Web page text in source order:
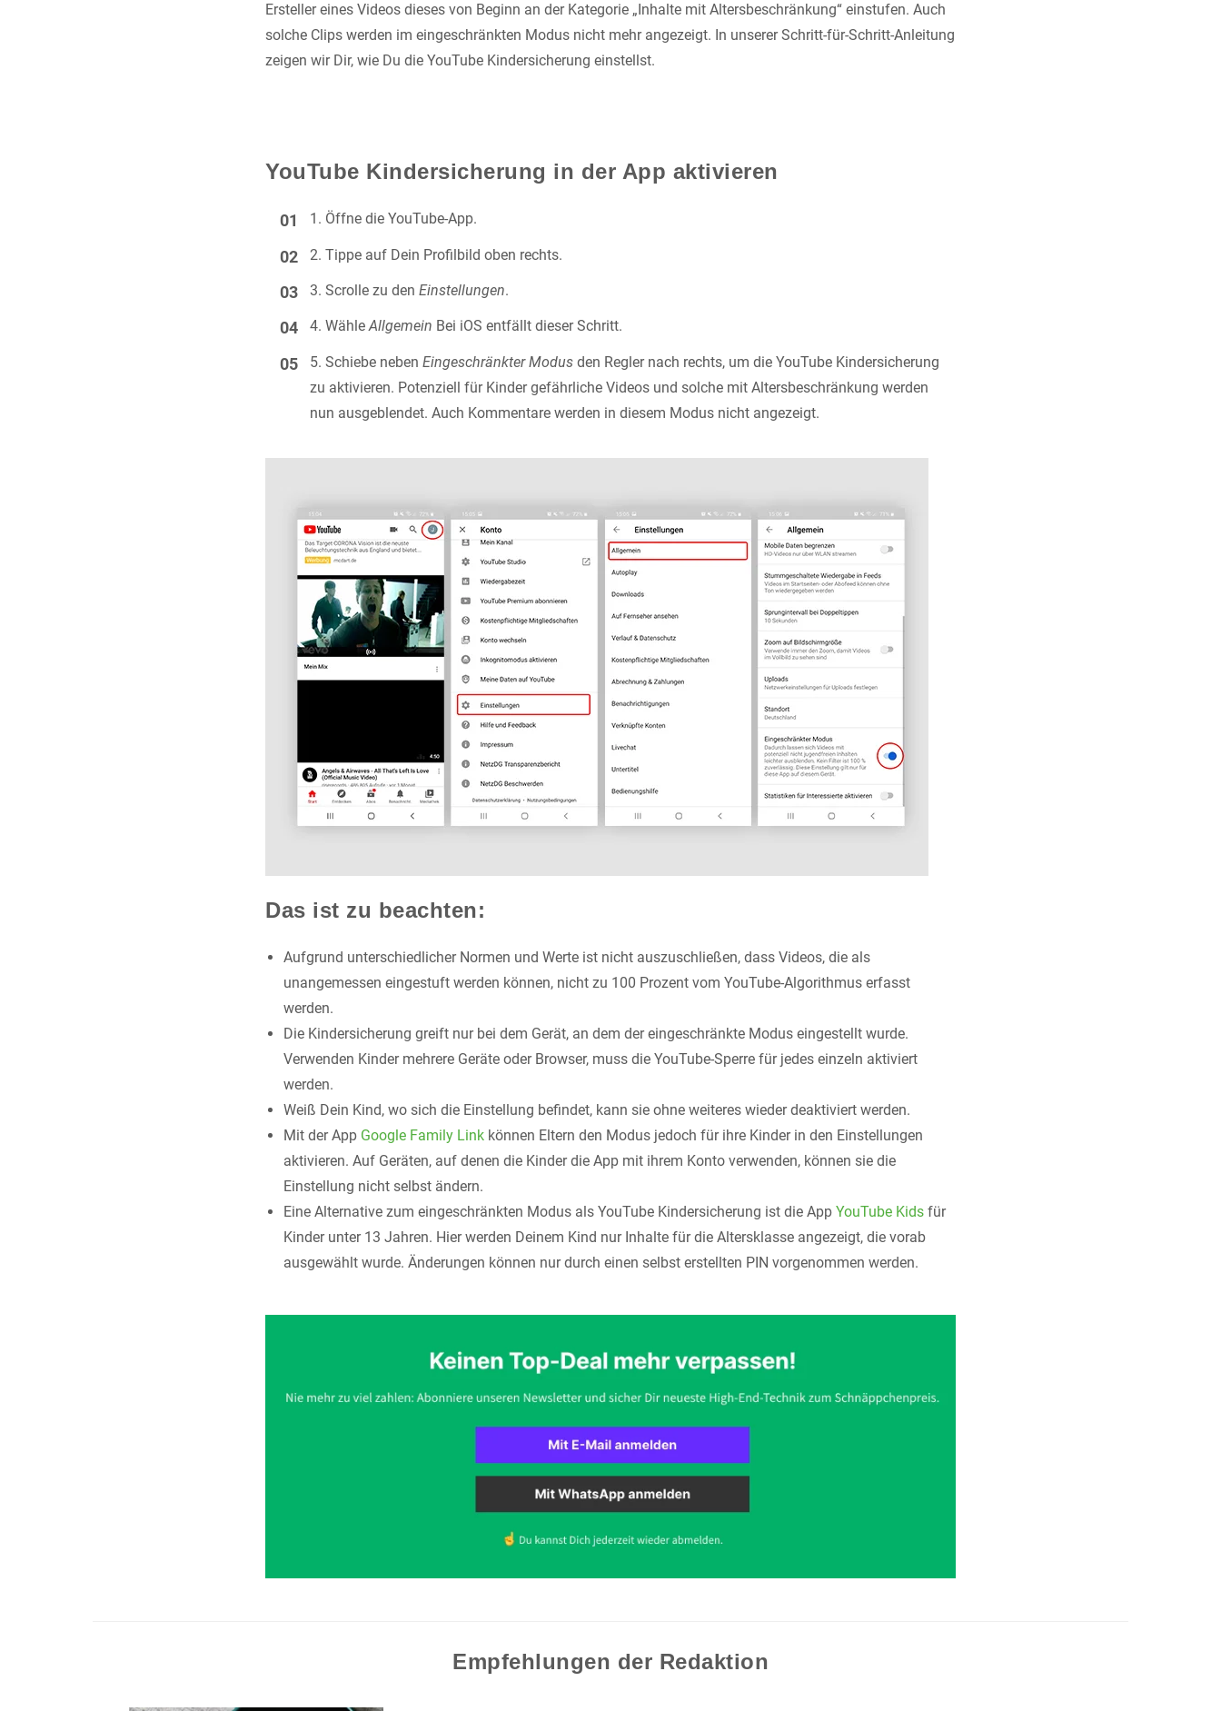
Ersteller eines Videos dieses von Beginn an der Kategorie „Inhalte mit Altersbeschränkung“ einstufen. Auch
solche Clips werden im eingeschränkten Modus nicht mehr angezeigt. In unserer Schritt-für-Schritt-Anleitung
zeigen wir Dir, wie Du die YouTube Kindersicherung einstellst.
YouTube Kindersicherung in der App aktivieren
Öffne die YouTube-App.
Tippe auf Dein Profilbild oben rechts.
Scrolle zu denEinstellungen.
WähleAllgemein Bei iOS entfällt dieser Schritt.
Schiebe nebenEingeschränkter Modus den Regler nach rechts, um die YouTube Kindersicherung
zu aktivieren. Potenziell für Kinder gefährliche Videos und solche mit Altersbeschränkung werden
nun ausgeblendet. Auch Kommentare werden in diesem Modus nicht angezeigt.
Das ist zu beachten:
Aufgrund unterschiedlicher Normen und Werte ist nicht auszuschließen, dass Videos, die als
unangemessen eingestuft werden können, nicht zu 100 Prozent vom YouTube-Algorithmus erfasst
werden.
Die Kindersicherung greift nur bei dem Gerät, an dem der eingeschränkte Modus eingestellt wurde.
Verwenden Kinder mehrere Geräte oder Browser, muss die YouTube-Sperre für jedes einzeln aktiviert
werden.
Weiß Dein Kind, wo sich die Einstellung befindet, kann sie ohne weiteres wieder deaktiviert werden.
Mit der App Google Family Link können Eltern den Modus jedoch für ihre Kinder in den Einstellungen
aktivieren. Auf Geräten, auf denen die Kinder die App mit ihrem Konto verwenden, können sie die
Einstellung nicht selbst ändern.
Eine Alternative zum eingeschränkten Modus als YouTube Kindersicherung ist die App YouTube Kids für
Kinder unter 13 Jahren. Hier werden Deinem Kind nur Inhalte für die Altersklasse angezeigt, die vorab
ausgewählt wurde. Änderungen können nur durch einen selbst erstellten PIN vorgenommen werden.
Empfehlungen der Redaktion